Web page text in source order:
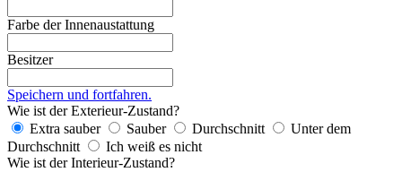
Farbe der Innenaustattung
Besitzer
Speichern und fortfahren.
Wie ist der Exterieur-Zustand?
Extra sauber
Sauber Durchschnitt
Unter dem
Durchschnitt
Ich weiß es nicht
Wie ist der Interieur-Zustand?